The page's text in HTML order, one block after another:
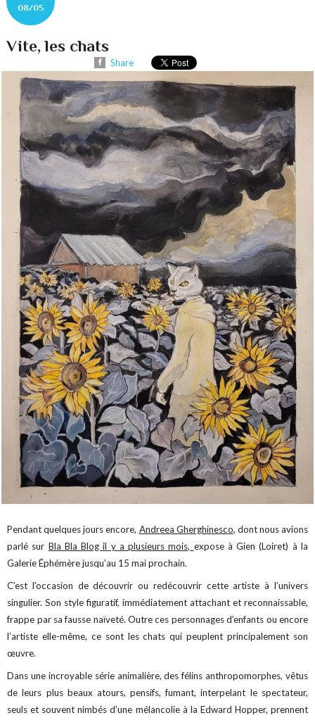
08/05
Vite, les chats
Share
Pendant quelques jours encore, Andreea Gherghinesco, dont nous avions
parlé sur Bla Bla Blog il y a plusieurs mois, expose à Gien (Loiret) à la
Galerie Éphémère jusqu’au 15 mai prochain.
C’est l’occasion de découvrir ou redécouvrir cette artiste à l’univers
singulier. Son style figuratif, immédiatement attachant et reconnaissable,
frappe par sa fausse naïveté. Outre ces personnages d’enfants ou encore
l’artiste elle-même, ce sont les chats qui peuplent principalement son
œuvre.
Dans une incroyable série animalière, des félins anthropomorphes, vêtus
de leurs plus beaux atours, pensifs, fumant, interpelant le spectateur,
seuls et souvent nimbés d’une mélancolie à la Edward Hopper, prennent